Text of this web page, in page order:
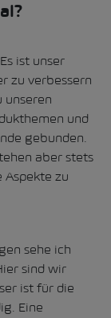
ist unser
zu verbessern
unseren
und
gebunden.
aber stets
Aspekte zu
sehe ich
sind wir
ist für die
Eine